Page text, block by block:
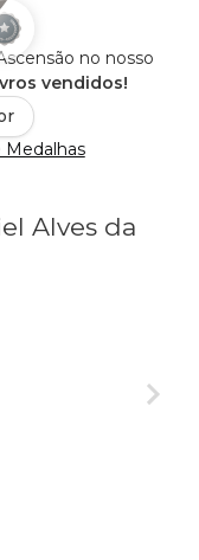
no nosso
vendidos!
Alves da